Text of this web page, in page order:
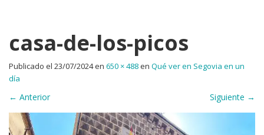
casa-de-los-picos
Publicado el 23/07/2024en 650 × 488en Qué ver en Segovia en un
día
← Anterior Siguiente →